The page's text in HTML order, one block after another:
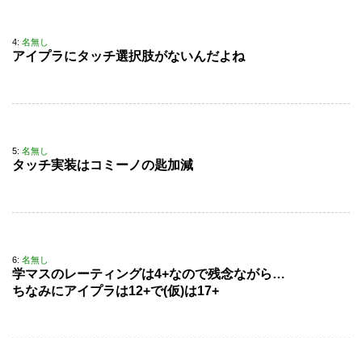
4: 名無し
アイプラにタッチ選択肢がないんだよね
5: 名無し
タッチ実装はコミーノの匙加減
6: 名無し
学マスのレーティングは4+なので残念ながら…
ちなみにアイプラは12+で(仮)は17+